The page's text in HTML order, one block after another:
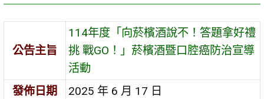
公告主旨
114年度「向菸檳酒說不！答題拿好禮
挑 戰GO！」菸檳酒暨口腔癌防治宣導
活動
發佈日期
2025 年 6 月 17 日